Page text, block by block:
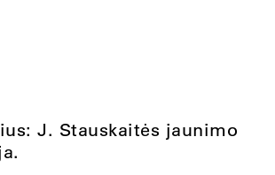
J. Stauskaitės jaunimo